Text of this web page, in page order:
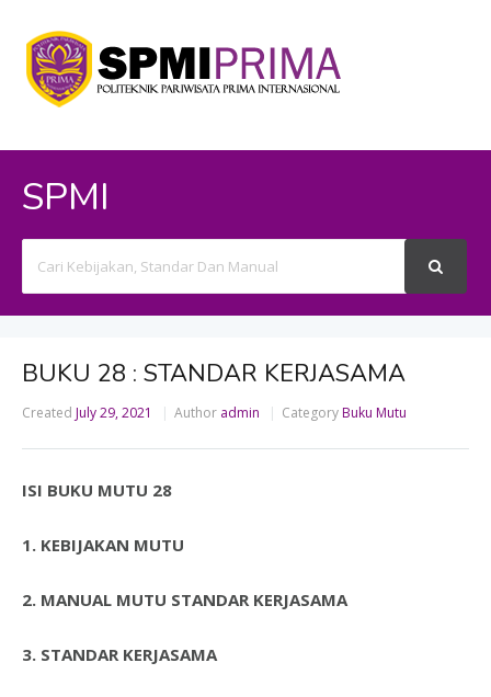
SPMI
For
BUKU 28 : STANDAR KERJASAMA
Created July 29, 2021 Author admin CategoryBuku Mutu
ISI BUKU MUTU 28
1. KEBIJAKAN MUTU
2. MANUAL MUTU STANDAR KERJASAMA
3. STANDAR KERJASAMA